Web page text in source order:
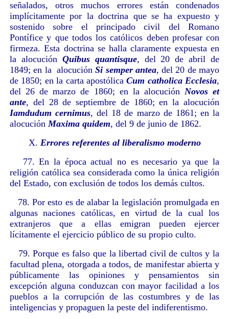
señalados, otros muchos errores están condenados
implícitamente por la doctrina que se ha expuesto y
sostenido sobre el principado civil del Romano
Pontífice y que todos los católicos deben profesar con
firmeza. Esta doctrina se halla claramente expuesta en
la alocución Quibus quantisque, del 20 de abril de
1849; en la alocuciónSi semper antea, del 20 de mayo
de 1850; en la carta apostólicaCum catholica Ecclesia,
del 26 de marzo de 1860; en la alocución Novos et
ante, del 28 de septiembre de 1860; en la alocución
Iamdudum cernimus, del 18 de marzo de 1861; en la
alocuciónMaxima quidem, del 9 de junio de 1862.
X. Errores referentes al liberalismo moderno
77. En la época actual no es necesario ya que la
religión católica sea considerada como la única religión
del Estado, con exclusión de todos los demás cultos.
78. Por esto es de alabar la legislación promulgada en
algunas naciones católicas, en virtud de la cual los
extranjeros que a ellas emigran pueden ejercer
lícitamente el ejercicio público de su propio culto.
79. Porque es falso que la libertad civil de cultos y la
facultad plena, otorgada a todos, de manifestar abierta y
públicamente las opiniones y pensamientos sin
excepción alguna conduzcan con mayor facilidad a los
pueblos a la corrupción de las costumbres y de las
inteligencias y propaguen la peste del indiferentismo.